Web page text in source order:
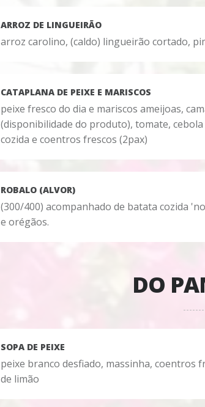
ARROZ DE LINGUEIRÃO
arroz carolino, (caldo) lingueirão cortado,
CATAPLANA DE PEIXE E MARISCOS
peixe fresco do dia e mariscos ameijoas,
(disponibilidade do produto), tomate,
cozida e coentros frescos (2pax)
ROBALO (ALVOR)
(300/400) acompanhado de batata cozida
e orégãos.
DO
SOPA DE PEIXE
peixe branco desfiado, massinha, coentros
de limão